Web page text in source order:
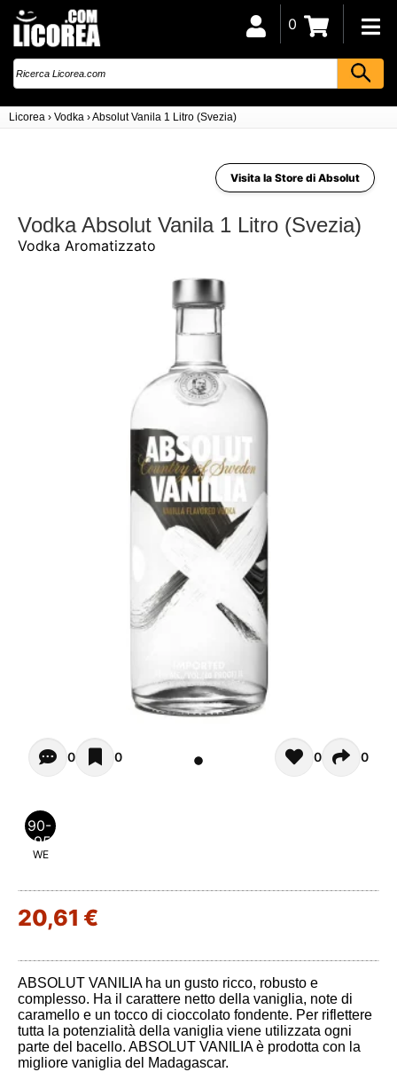
Licorea › Vodka ›Absolut Vanila 1 Litro (Svezia)
0
Visita la Store di Absolut
Vodka Absolut Vanila 1 Litro (Svezia)
Vodka Aromatizzato
Opiniones - In questo momento non ci sono commenti.
0 0 0 0
90-
95
WE
20,61 €
ABSOLUT VANILIA ha un gusto ricco, robusto e
complesso. Ha il carattere netto della vaniglia, note di
caramello e un tocco di cioccolato fondente. Per riflettere
tutta la potenzialità della vaniglia viene utilizzata ogni
parte del bacello. ABSOLUT VANILIA è prodotta con la
migliore vaniglia del Madagascar.